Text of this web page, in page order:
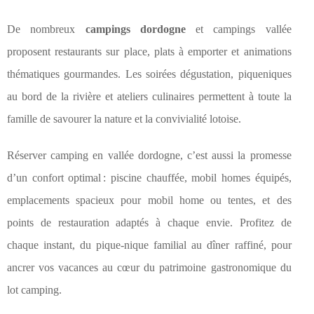
De nombreux campings dordogneet campings vallée
proposent restaurants sur place, plats à emporter et animations
thématiques gourmandes. Les soirées dégustation, piqueniques
au bord de la rivière et ateliers culinaires permettent à toute la
famille de savourer la nature et la convivialité lotoise.
Réserver camping en vallée dordogne, c’est aussi la promesse
d’un confort optimal : piscine chauffée, mobil homes équipés,
emplacements spacieux pour mobil home ou tentes, et des
points de restauration adaptés à chaque envie. Profitez de
chaque instant, du pique-nique familial au dîner raffiné, pour
ancrer vos vacances au cœur du patrimoine gastronomique du
lot camping.